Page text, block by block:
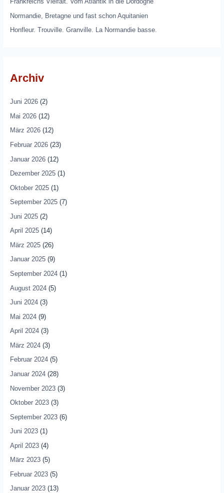
Normandie, Bretagne und fast schon Aquitanien
Honfleur. Trouville. Granville. La Normandie basse.
Archiv
Juni 2026(2)
Mai 2026(12)
März 2026(12)
Februar 2026(23)
Januar 2026(12)
Dezember 2025(1)
Oktober 2025(1)
September 2025(7)
Juni 2025(2)
April 2025(14)
März 2025(26)
Januar 2025(9)
September 2024(1)
August 2024(5)
Juni 2024(3)
Mai 2024(9)
April 2024(3)
März 2024(3)
Februar 2024(5)
Januar 2024(28)
November 2023(3)
Oktober 2023(3)
September 2023(6)
Juni 2023(1)
April 2023(4)
März 2023(5)
Februar 2023(5)
Januar 2023(13)